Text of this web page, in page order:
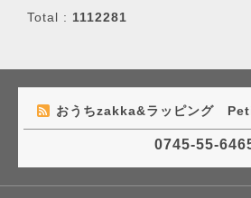
Total : 1112281
おうちzakka&ラッピング
0745-55-